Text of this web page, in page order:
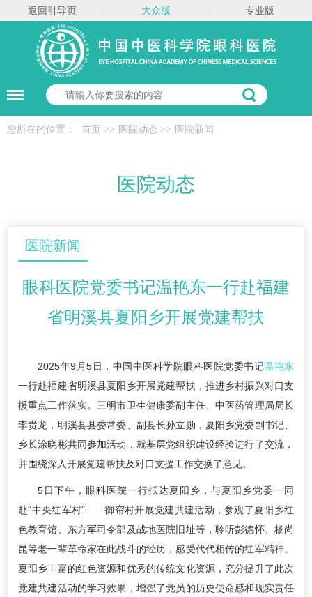
返回引导页 大众版 专业版
您所在的位置： 首页 >> 医院动态 >> 医院新闻
医院动态
医院新闻
眼科医院党委书记温艳东一行赴福建
省明溪县夏阳乡开展党建帮扶
2025年9月5日，中国中医科学院眼科医院党委书记温艳东
一行赴福建省明溪县夏阳乡开展党建帮扶，推进乡村振兴对口支
援重点工作落实。三明市卫生健康委副主任、中医药管理局局长
李贵龙，明溪县县委常委、副县长孙立勋，夏阳乡党委副书记、
乡长涂晓彬共同参加活动，就基层党组织建设经验进行了交流，
并围绕深入开展党建帮扶及对口支援工作交换了意见。
5日下午，眼科医院一行抵达夏阳乡，与夏阳乡党委一同
赴“中央红军村”——御帘村开展党建共建活动，参观了夏阳乡红
色教育馆、东方军司令部及战地医院旧址等，聆听彭德怀、杨尚
昆等老一辈革命家在此战斗的经历，感受代代相传的红军精神。
夏阳乡丰富的红色资源和优秀的传统文化资源，充分提升了此次
党建共建活动的学习效果，增强了党员的历史使命感和现实责任